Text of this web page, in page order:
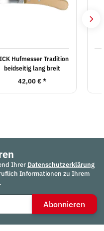
Hufmesser Tradition
beidseitig lang breit
42,00 €*
Ihrer Datenschutzerklärung
Informationen zu Ihrem
Abonnieren